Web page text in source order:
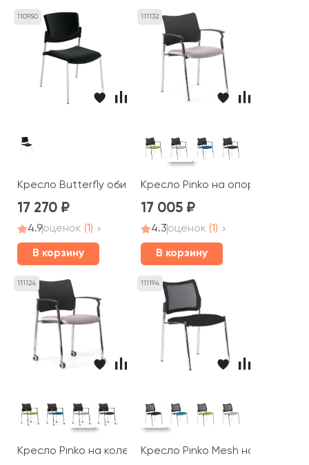
110950
Кресло Butterfly обитое
17 270
4.9оценок (1)
В корзину
111132
Кресло Pinko на опорах
17 005
4.3оценок (1)
В корзину
111124
Кресло Pinko на колесах подлокотники
111194
Кресло Pinko Mesh на опорах